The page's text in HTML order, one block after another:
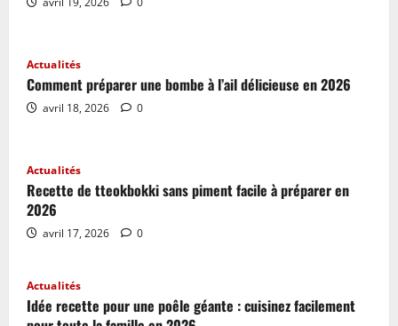
Actualités
Comment préparer une bombe à l’ail délicieuse en 2026
avril 18, 2026 0
Actualités
Recette de tteokbokki sans piment facile à préparer en
2026
avril 17, 2026 0
Actualités
Idée recette pour une poêle géante : cuisinez facilement